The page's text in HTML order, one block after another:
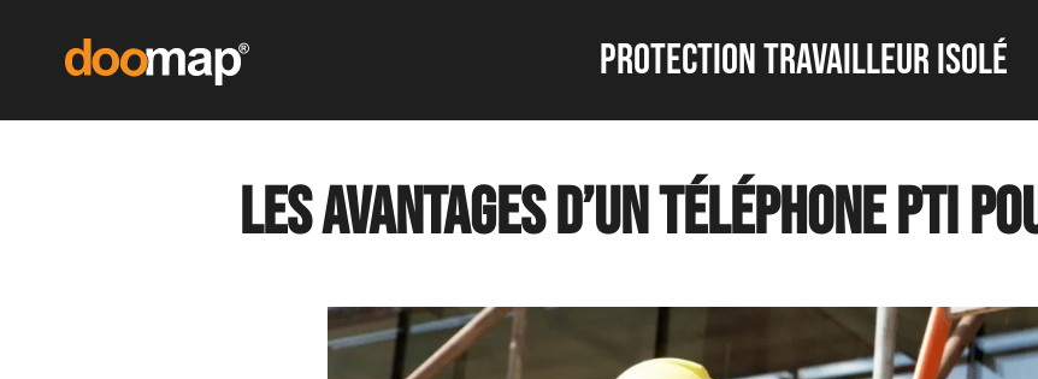
protection travailleur isolé
Les avantages d’un téléphone PTI